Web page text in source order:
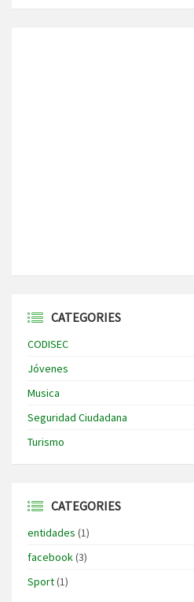
CATEGORIES
CODISEC
Jóvenes
Musica
Seguridad Ciudadana
Turismo
CATEGORIES
entidades (1)
facebook(3)
Sport(1)